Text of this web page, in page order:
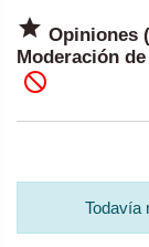
 Opiniones
Moderación

Todavía